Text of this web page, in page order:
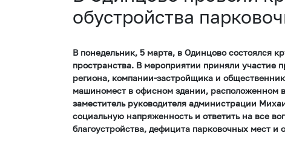
обустройства
В понедельник, 5 марта, в Одинцово состоялся
пространства. В мероприятии приняли участие
региона, компании-застройщика и
машиномест в офисном здании, расположенном
заместитель руководителя администрации
социальную напряженность и ответить на все
благоустройства, дефицита парковочных мест и